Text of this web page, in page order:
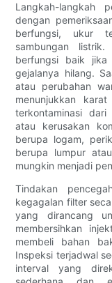
Langkah-langkah
dengan
berfungsi, ukur
sambungan
berfungsi baik jika
gejalanya hilang.
atau perubahan
menunjukkan
terkontaminasi
atau kerusakan
berupa logam,
berupa lumpur
mungkin menjadi
Tindakan
kegagalan filter
yang dirancang
membersihkan
membeli bahan
Inspeksi terjadwal
interval yang